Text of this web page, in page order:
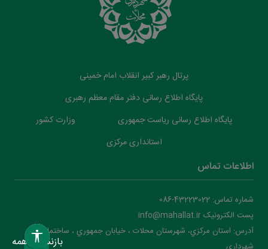
پرتال رهبر کبیر انقلاب امام خمینی
پایگاه اطلاع رسانی دفتر مقام معظم رهبری
پایگاه اطلاع رسانی ریاست جمهوری
وزارت کشور
استانداری مرکزی
اطلاعات تماس
شماره تماس: 43223022-086
پست الکترونیک info@mahallat.ir
آدرس: استان مرکزي، شهرستان محلات ‌‌‌، خيابان جمهوري ، ساختمان
بازنشانی همه